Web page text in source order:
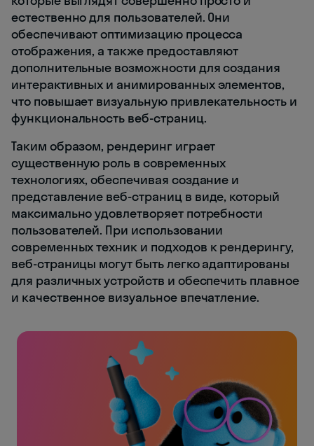
естественно для пользователей. Они
обеспечивают оптимизацию процесса
отображения, а также предоставляют
дополнительные возможности для создания
интерактивных и анимированных элементов,
что повышает визуальную привлекательность и
функциональность веб-страниц.
Таким образом, рендеринг играет
существенную роль в современных
технологиях, обеспечивая создание и
представление веб-страниц в виде, который
максимально удовлетворяет потребности
пользователей. При использовании
современных техник и подходов к рендерингу,
веб-страницы могут быть легко адаптированы
для различных устройств и обеспечить плавное
и качественное визуальное впечатление.